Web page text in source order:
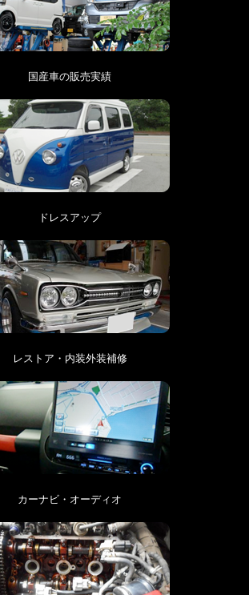
国産車の販売実績
ドレスアップ
レストア・内装外装補修
カーナビ・オーディオ